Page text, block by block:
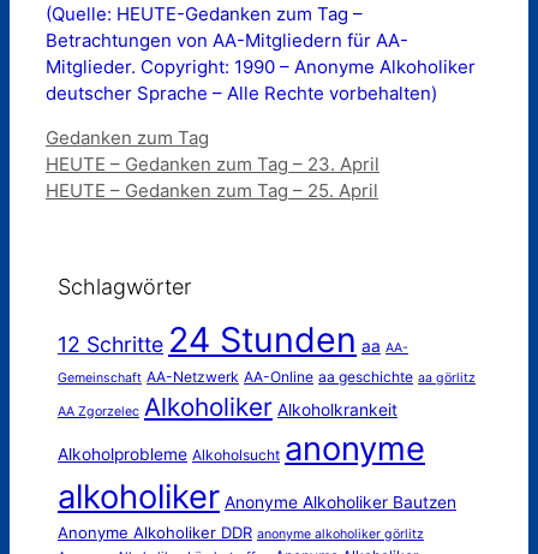
(Quelle: HEUTE-Gedanken zum Tag –
Betrachtungen von AA-Mitgliedern für AA-
Mitglieder. Copyright: 1990 – Anonyme Alkoholiker
deutscher Sprache – Alle Rechte vorbehalten)
Kategorien
Gedanken zum Tag
HEUTE – Gedanken zum Tag – 23. April
HEUTE – Gedanken zum Tag – 25. April
Schlagwörter
12 Schritte 24 Stunden aa AA-
Gemeinschaft AA-Netzwerk AA-Online aa geschichte aa görlitz
AA Zgorzelec Alkoholiker Alkoholkrankeit
Alkoholprobleme Alkoholsucht anonyme
alkoholiker Anonyme Alkoholiker Bautzen
Anonyme Alkoholiker DDR anonyme alkoholiker görlitz